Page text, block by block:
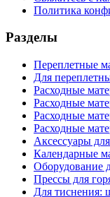
Политика
Разделы
Переплетные
Для
Расходные
Расходные
Расходные
Расходные
Аксессуары
Календарные
Оборудование
Прессы для
Для тиснения: